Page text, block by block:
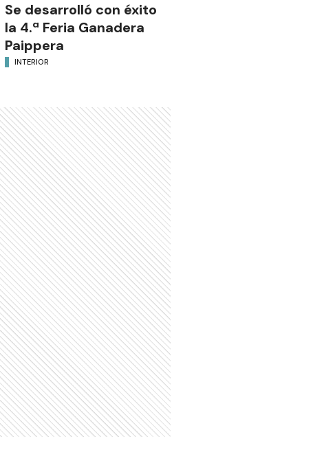
Se desarrolló con éxito
la 4.ª Feria Ganadera
Paippera
INTERIOR